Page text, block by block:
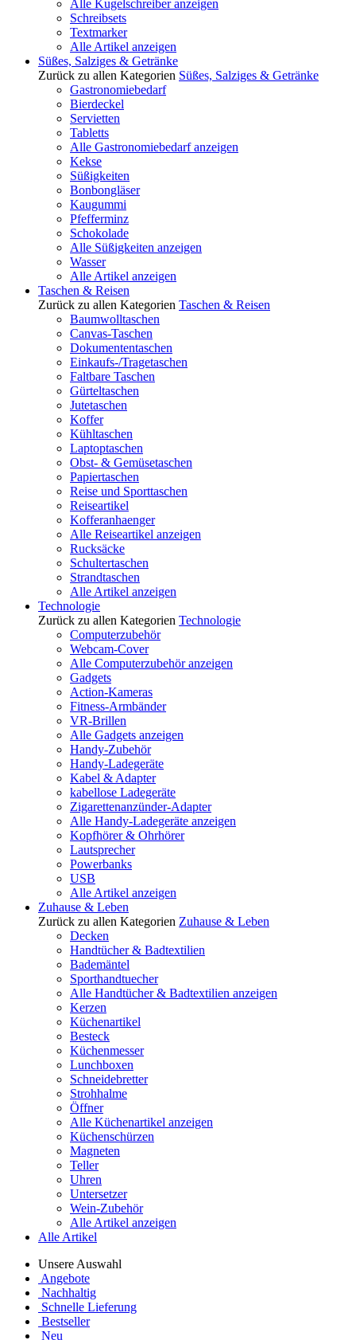
Alle Kugelschreiber anzeigen
Schreibsets
Textmarker
Alle Artikel anzeigen
Süßes, Salziges & Getränke
Zurück zu allen Kategorien Süßes, Salziges & Getränke
Gastronomiebedarf
Bierdeckel
Servietten
Tabletts
Alle Gastronomiebedarf anzeigen
Kekse
Süßigkeiten
Bonbongläser
Kaugummi
Pfefferminz
Schokolade
Alle Süßigkeiten anzeigen
Wasser
Alle Artikel anzeigen
Taschen & Reisen
Zurück zu allen Kategorien Taschen & Reisen
Baumwolltaschen
Canvas-Taschen
Dokumententaschen
Einkaufs-/Tragetaschen
Faltbare Taschen
Gürteltaschen
Jutetaschen
Koffer
Kühltaschen
Laptoptaschen
Obst- & Gemüsetaschen
Papiertaschen
Reise und Sporttaschen
Reiseartikel
Kofferanhaenger
Alle Reiseartikel anzeigen
Rucksäcke
Schultertaschen
Strandtaschen
Alle Artikel anzeigen
Technologie
Zurück zu allen Kategorien Technologie
Computerzubehör
Webcam-Cover
Alle Computerzubehör anzeigen
Gadgets
Action-Kameras
Fitness-Armbänder
VR-Brillen
Alle Gadgets anzeigen
Handy-Zubehör
Handy-Ladegeräte
Kabel & Adapter
kabellose Ladegeräte
Zigarettenanzünder-Adapter
Alle Handy-Ladegeräte anzeigen
Kopfhörer & Ohrhörer
Lautsprecher
Powerbanks
USB
Alle Artikel anzeigen
Zuhause & Leben
Zurück zu allen Kategorien Zuhause & Leben
Decken
Handtücher & Badtextilien
Bademäntel
Sporthandtuecher
Alle Handtücher & Badtextilien anzeigen
Kerzen
Küchenartikel
Besteck
Küchenmesser
Lunchboxen
Schneidebretter
Strohhalme
Öffner
Alle Küchenartikel anzeigen
Küchenschürzen
Magneten
Teller
Uhren
Untersetzer
Wein-Zubehör
Alle Artikel anzeigen
Alle Artikel
Unsere Auswahl
Angebote
Nachhaltig
Schnelle Lieferung
Bestseller
Neu